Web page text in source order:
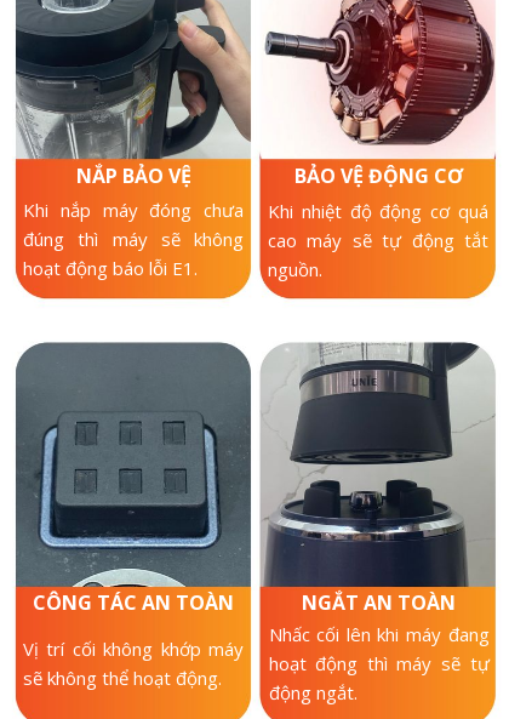
NẮP BẢO VỆ
Khi nắp máy đóng chưa
đúng thì máy sẽ không
hoạt động báo lỗi E1.
BẢO VỆ ĐỘNG CƠ
Khi nhiệt độ động cơ quá
cao máy sẽ tự động tắt
nguồn.
CÔNG TÁC AN TOÀN
Vị trí cối không khớp máy
sẽ không thể hoạt động.
NGẮT AN TOÀN
Nhấc cối lên khi máy đang
hoạt động thì máy sẽ tự
động ngắt.